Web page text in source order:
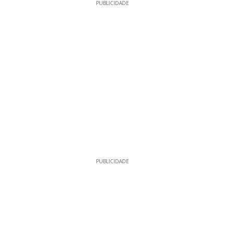
PUBLICIDADE
PUBLICIDADE